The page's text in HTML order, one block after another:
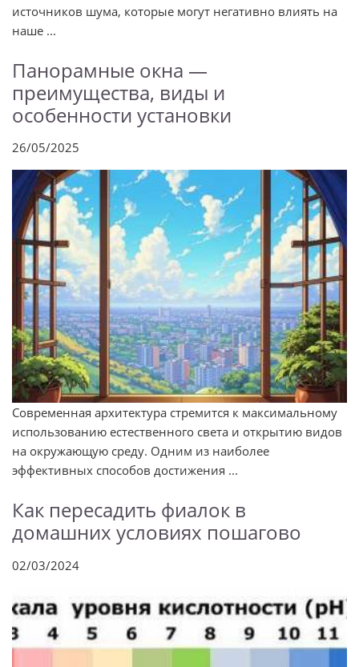
источников шума, которые могут негативно влиять на
наше ...
Панорамные окна —
преимущества, виды и
особенности установки
26/05/2025
Современная архитектура стремится к максимальному
использованию естественного света и открытию видов
на окружающую среду. Одним из наиболее
эффективных способов достижения ...
Как пересадить фиалок в
домашних условиях пошагово
02/03/2024